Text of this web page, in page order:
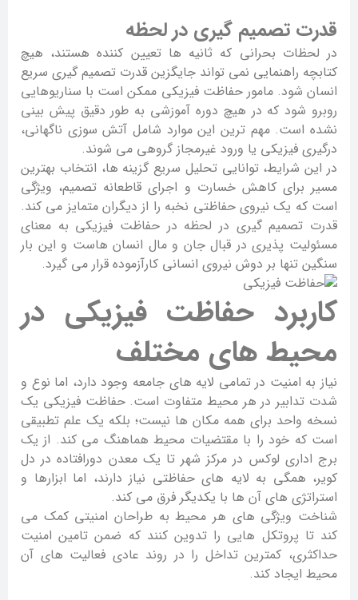
قدرت تصمیم گیری در لحظه
در لحظات بحرانی که ثانیه ها تعیین کننده هستند، هیچ
کتابچه راهنمایی نمی تواند جایگزین قدرت تصمیم گیری سریع
انسان شود. مامور حفاظت فیزیکی ممکن است با سناریوهایی
روبرو شود که در هیچ دوره آموزشی به طور دقیق پیش بینی
نشده است. مهم ترین این موارد شامل آتش سوزی ناگهانی،
درگیری فیزیکی یا ورود غیرمجاز گروهی می شوند.
در این شرایط، توانایی تحلیل سریع گزینه ها، انتخاب بهترین
مسیر برای کاهش خسارت و اجرای قاطعانه تصمیم، ویژگی
است که یک نیروی حفاظتی نخبه را از دیگران متمایز می کند.
قدرت تصمیم گیری در لحظه در حفاظت فیزیکی به معنای
مسئولیت پذیری در قبال جان و مال انسان هاست و این بار
سنگین تنها بر دوش نیروی انسانی کارآزموده قرار می گیرد.
کاربرد حفاظت فیزیکی در
محیط های مختلف
نیاز به امنیت در تمامی لایه های جامعه وجود دارد، اما نوع و
شدت تدابیر در هر محیط متفاوت است. حفاظت فیزیکی یک
نسخه واحد برای همه مکان ها نیست؛ بلکه یک علم تطبیقی
است که خود را با مقتضیات محیط هماهنگ می کند. از یک
برج اداری لوکس در مرکز شهر تا یک معدن دورافتاده در دل
کویر، همگی به لایه های حفاظتی نیاز دارند، اما ابزارها و
استراتژی های آن ها با یکدیگر فرق می کند.
شناخت ویژگی های هر محیط به طراحان امنیتی کمک می
کند تا پروتکل هایی را تدوین کنند که ضمن تامین امنیت
حداکثری، کمترین تداخل را در روند عادی فعالیت های آن
محیط ایجاد کند.